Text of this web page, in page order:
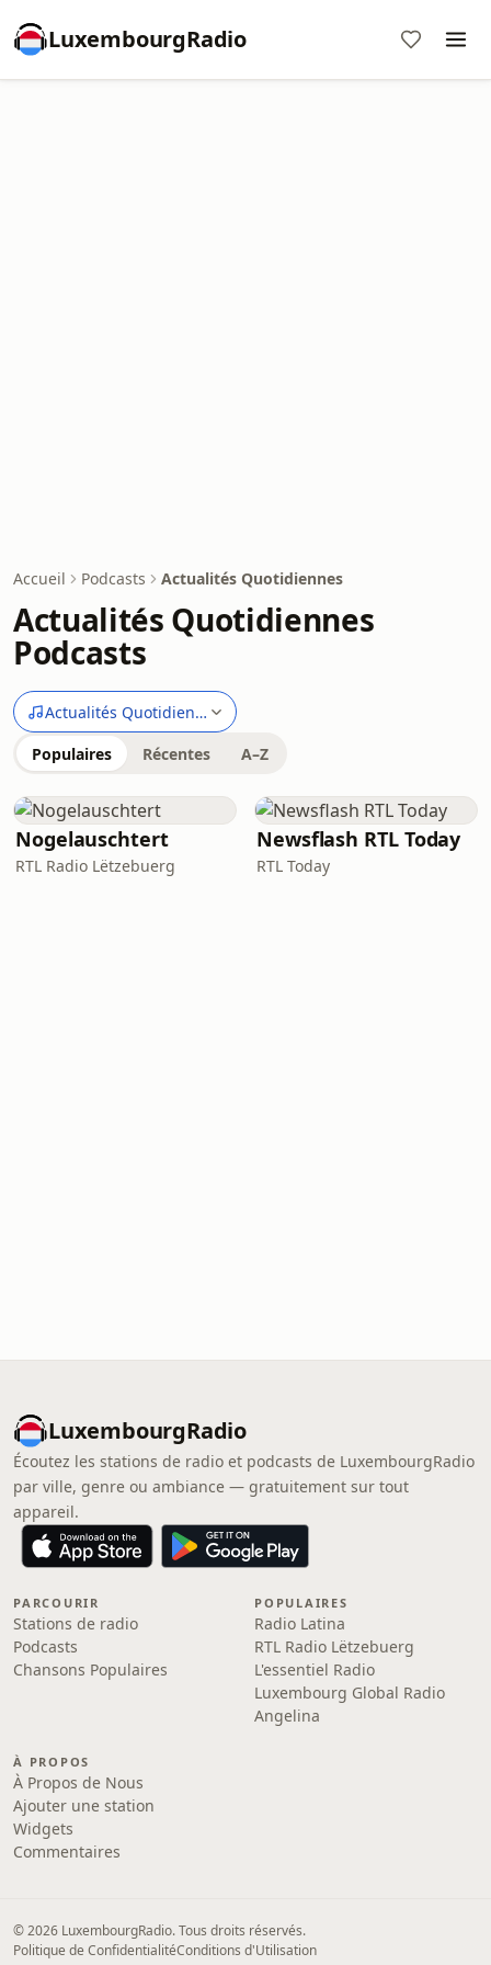
LuxembourgRadio
Accueil Podcasts Actualités Quotidiennes
Actualités Quotidiennes
Podcasts
Actualités Quotidiennes
Populaires Récentes A–Z
Nogelauschtert
RTL Radio Lëtzebuerg
Newsflash RTL Today
RTL Today
LuxembourgRadio
Écoutez les stations de radio et podcasts de LuxembourgRadio
par ville, genre ou ambiance — gratuitement sur tout
appareil.
PARCOURIR
Stations de radio
Podcasts
Chansons Populaires
POPULAIRES
Radio Latina
RTL Radio Lëtzebuerg
L'essentiel Radio
Luxembourg Global Radio
Angelina
À PROPOS
À Propos de Nous
Ajouter une station
Widgets
Commentaires
© 2026 LuxembourgRadio. Tous droits réservés.
Politique de ConfidentialitéConditions d'Utilisation